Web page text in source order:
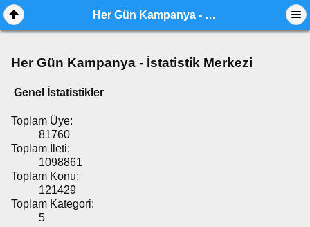
Her Gün Kampanya - İstatistik Merkezi
Her Gün Kampanya - İstatistik Merkezi
Genel İstatistikler
Toplam Üye:
81760
Toplam İleti:
1098861
Toplam Konu:
121429
Toplam Kategori:
5